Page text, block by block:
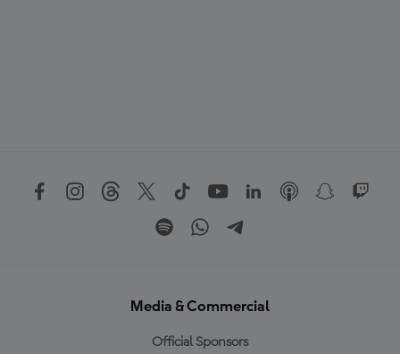
Media & Commercial
Official Sponsors